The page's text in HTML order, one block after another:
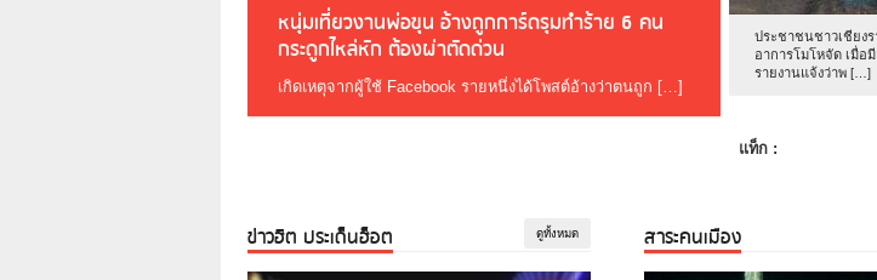
หนุ่มเที่ยวงานพ่อขุน อ้างถูกการ์ดรุมทำร้าย 6 คน
กระดูกไหล่หัก ต้องผ่าตัดด่วน
เกิดเหตุจากผู้ใช้ Facebook รายหนึ่งได้โพสต์อ้างว่าตนถูก […]
ประชาชนชาวเชียง
อาการโมโหจัด เมื่อมี
รายงานแจ้งว่าพ […]
แท็ก :
ข่าวฮิต ประเด็นฮ็อต ดูทั้งหมด สาระคนเมือง